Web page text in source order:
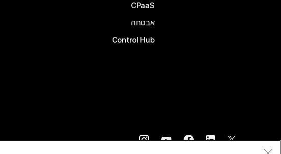
CPaaS
אבטחה
Control Hub